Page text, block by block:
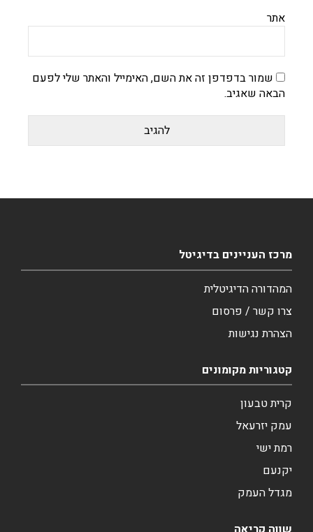
אתר
שמור בדפדפן זה את השם, האימייל והאתר שלי לפעם
הבאה שאגיב.
מרכז העניינים בדיגיטל
המהדורה הדיגיטלית
צרו קשר / פרסום
הצהרת נגישות
קטגוריות מקומונים
קרית טבעון
עמק יזרעאל
רמת ישי
יקנעם
מגדל העמק